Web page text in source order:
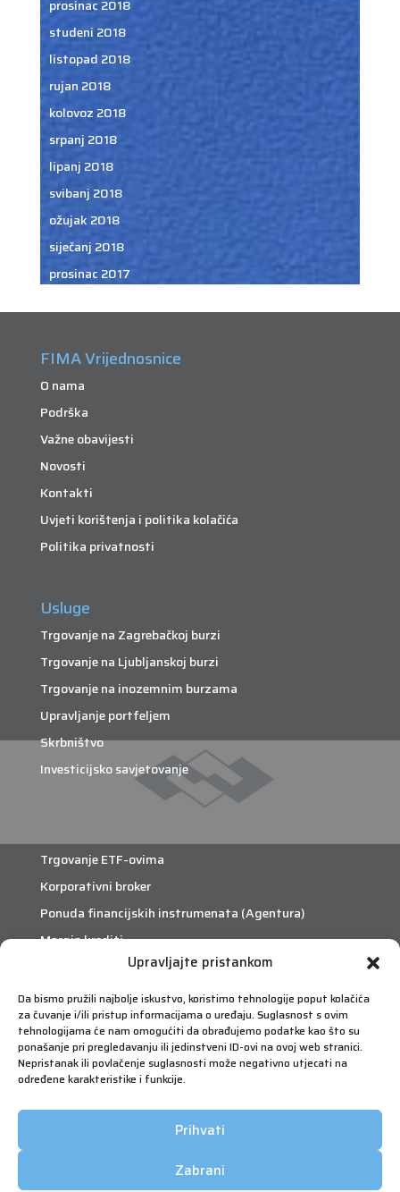
Upravljajte pristankom
Da bismo pružili najbolje iskustvo, koristimo tehnologije poput kolačića
za čuvanje i/ili pristup informacijama o uređaju. Suglasnost s ovim
tehnologijama će nam omogućiti da obrađujemo podatke kao što su
ponašanje pri pregledavanju ili jedinstveni ID-ovi na ovoj web stranici.
Nepristanak ili povlačenje suglasnosti može negativno utjecati na
određene karakteristike i funkcije.
Prihvati
Zabrani
prosinac 2018
studeni 2018
listopad 2018
rujan 2018
kolovoz 2018
srpanj 2018
lipanj 2018
svibanj 2018
ožujak 2018
siječanj 2018
prosinac 2017
FIMA Vrijednosnice
O nama
Podrška
Važne obavijesti
Novosti
Kontakti
Uvjeti korištenja i politika kolačića
Politika privatnosti
Usluge
Trgovanje na Zagrebačkoj burzi
Trgovanje na Ljubljanskoj burzi
Trgovanje na inozemnim burzama
Upravljanje portfeljem
Skrbništvo
Investicijsko savjetovanje
Trgovanje ETF-ovima
Korporativni broker
Ponuda financijskih instrumenata (Agentura)
Margin krediti
eTrade
Što je eTrade?
eTrade